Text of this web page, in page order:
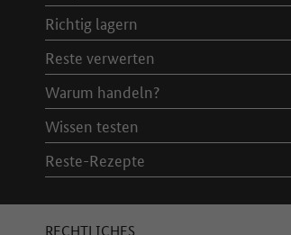
Richtig lagern
Reste verwerten
Warum handeln?
Wissen testen
Reste-Rezepte
RECHTLICHES